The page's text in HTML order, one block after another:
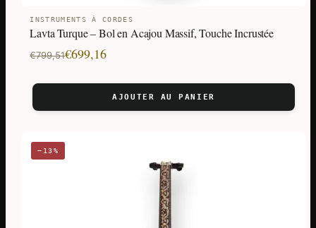
INSTRUMENTS À CORDES
Lavta Turque – Bol en Acajou Massif, Touche Incrustée
€799,51
Le
initial
était :
€699,16
Le
actuel
est :
AJOUTER AU PANIER
−13%